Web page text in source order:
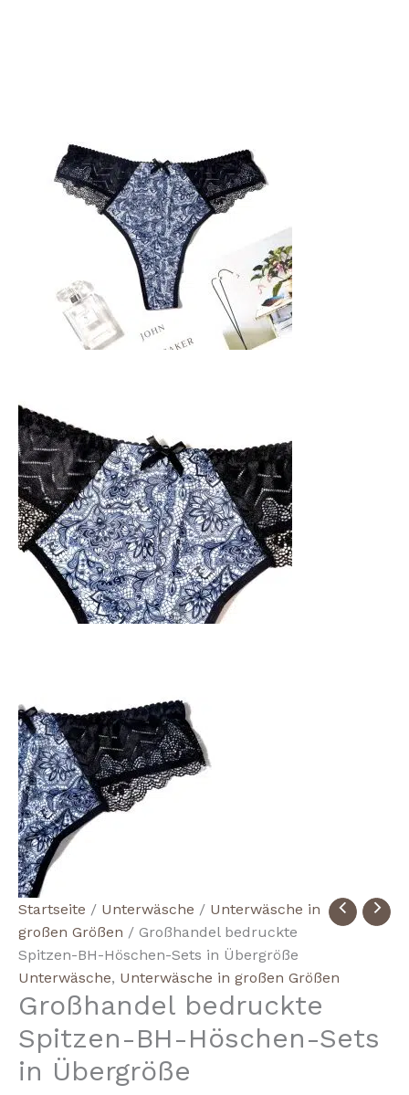
Startseite / Unterwäsche / Unterwäsche in
großen Größen / Großhandel bedruckte
Spitzen-BH-Höschen-Sets in Übergröße
Unterwäsche, Unterwäsche in großen Größen
Großhandel bedruckte
Spitzen-BH-Höschen-Sets
in Übergröße
Wholesale
Printed
Lace
Plus
Size
Panty
Sets